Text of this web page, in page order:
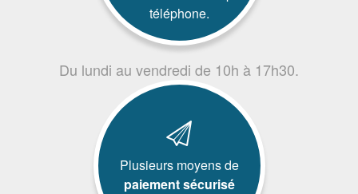
téléphone.
Du lundi au vendredi de 10h à 17h30.
Plusieurs moyens de
paiement sécurisé